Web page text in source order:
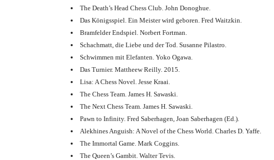
o
h
The Death’s Head Chess Club. John Donoghue.
Das Königsspiel. Ein Meister wird geboren. Fred Waitzkin.
Bramfelder Endspiel. Norbert Fortman.
Schachmatt, die Liebe und der Tod. Susanne Pilastro.
Schwimmen mit Elefanten. Yoko Ogawa.
Das Turnier. Mattheew Reilly. 2015.
Lisa: A Chess Novel. Jesse Kraai.
The Chess Team. James H. Sawaski.
The Next Chess Team. James H. Sawaski.
Pawn to Infinity. Fred Saberhagen, Joan Saberhagen (Ed.).
Alekhines Anguish: A Novel of the Chess World. Charles D. Yaffe.
The Immortal Game. Mark Coggins.
The Queen’s Gambit. Walter Tevis.